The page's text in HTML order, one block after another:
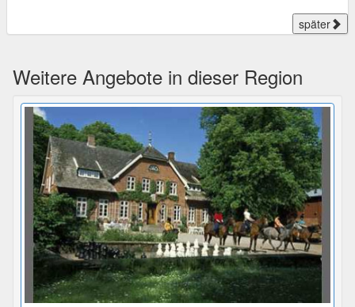
später
Weitere Angebote in dieser Region